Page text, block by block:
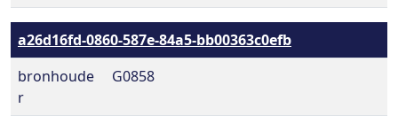
a26d16fd-0860-587e-84a5-bb00363c0efb
bronhoude
r
G0858